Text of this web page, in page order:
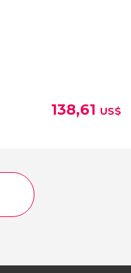
138,61 US$